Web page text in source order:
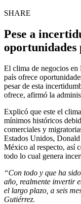
SHARE
Pese a
El clima de negocios en
país ofrece
pesar de esta
ofrece, afirmó la
Explicó que este el
mínimos históricos
comerciales y
Estados Unidos,
México al respecto, así
todo lo cual genera
“Con todo y que ha
año, realmente invertir
el largo plazo, a seis
Gutiérrez.